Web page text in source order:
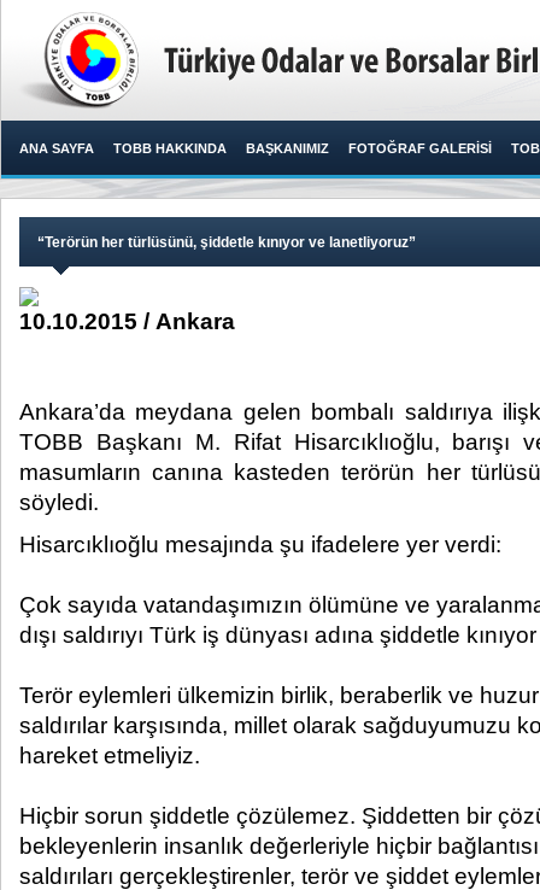
ANA SAYFA TOBB HAKKINDA BAŞKANIMIZ FOTOĞRAF GALERİSİ
“Terörün her türlüsünü, şiddetle kınıyor ve lanetliyoruz”
10.10.2015 / Ankara
Ankara’da meydana gelen bombalı saldırıya
TOBB Başkanı M. Rifat Hisarcıklıoğlu, barışı
masumların canına kasteden terörün her
söyledi.​
Hisarcıklıoğlu mesajında şu ifadelere yer verdi:
Çok sayıda vatandaşımızın ölümüne ve
dışı saldırıyı Türk iş dünyası adına şiddetle
Terör eylemleri ülkemizin birlik, beraberlik ve
saldırılar karşısında, millet olarak sağduyumuzu
hareket etmeliyiz.
Hiçbir sorun şiddetle çözülemez. Şiddetten bir
bekleyenlerin insanlık değerleriyle hiçbir
saldırıları gerçekleştirenler, terör ve şiddet